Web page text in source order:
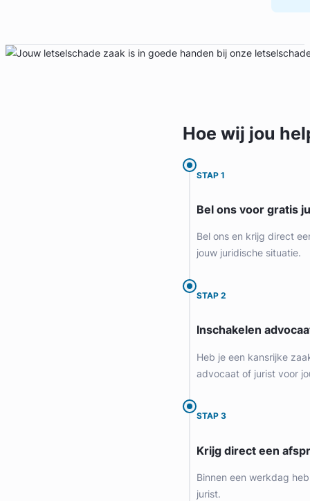
Geverifieerd
Hoe wij jou
STAP 1
Bel ons voor gratis
Bel ons en krijg direct
jouw juridische situatie.
STAP 2
Inschakelen
Heb je een kansrijke
advocaat of jurist voor
STAP 3
Krijg direct een
Binnen een werkdag
jurist.